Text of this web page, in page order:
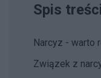
Spis treści
Narcyz - warto
Związek z